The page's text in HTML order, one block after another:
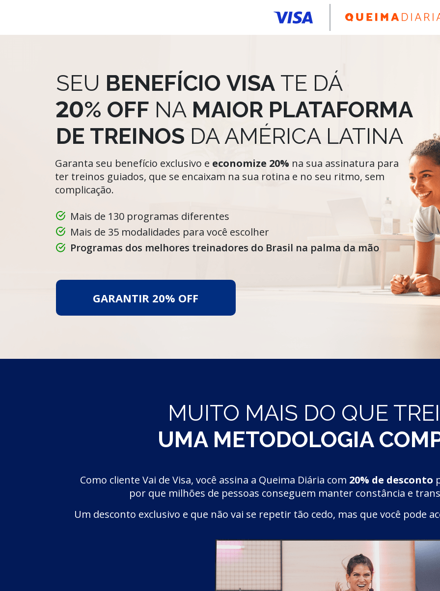
SEU BENEFÍCIO VISATE DÁ
20% OFF NA MAIOR PLATAFORMA
DE TREINOS DA AMÉRICA LATINA
Garanta seu benefício exclusivo e economize 20% na sua assinatura para
ter treinos guiados, que se encaixam na sua rotina e no seu ritmo, sem
complicação.
Mais de 130 programas diferentes
Mais de 35 modalidades para você escolher
Programas dos melhores treinadores do Brasil na palma da mão
GARANTIR 20% OFF
Como cliente Vai de Visa, você assina a Queima Diária com 20% de desconto
por que milhões de pessoas conseguem manter constância e
Um desconto exclusivo e que não vai se repetir tão cedo, mas que você pode
MUITO MAIS DO QUE
UMA METODOLOGIA